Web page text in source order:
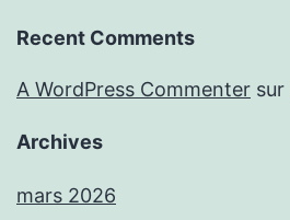
Recent Comments
A WordPress Commenter sur
Archives
mars 2026